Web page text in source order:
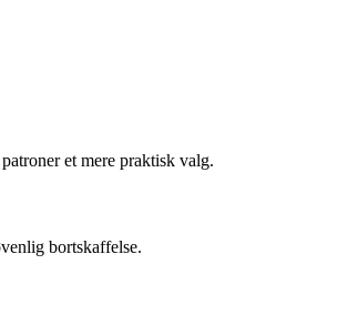
et mere praktisk valg.
bortskaffelse.